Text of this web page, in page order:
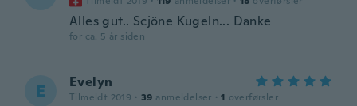
Alles gut.. Scjöne Kugeln... Danke
for ca. 5 år siden
E Evelyn
Tilmeldt 2019 · 39 anmeldelser · 1 overførsler